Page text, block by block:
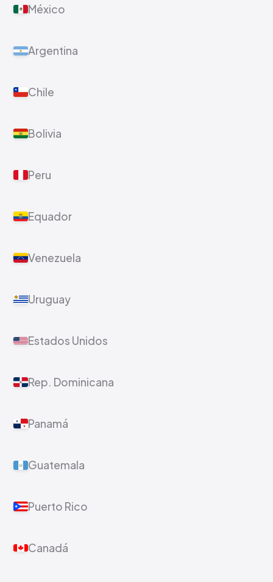
México
Argentina
Chile
Bolivia
Peru
Equador
Venezuela
Uruguay
Estados Unidos
Rep. Dominicana
Panamá
Guatemala
Puerto Rico
Canadá